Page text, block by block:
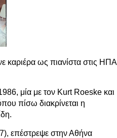
καριέρα ως πιανίστα στις ΗΠΑ
μία με τον Kurt Roeske και
πίσω διακρίνεται η
επέστρεψε στην Αθήνα